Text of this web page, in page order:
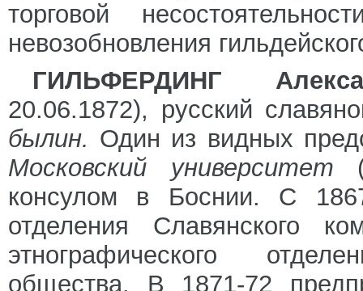
торговой
невозобновления
ГИЛЬФЕРДИНГ
20.06.1872), русский
былин. Один из видных
Московский университет
консулом в Боснии. С
отделения Славянского
этнографического
общества. В 1871-72